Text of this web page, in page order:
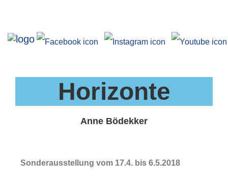
Horizonte
Anne Bödekker
Sonderausstellung vom 17.4. bis 6.5.2018